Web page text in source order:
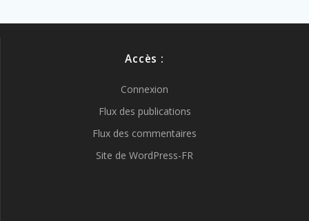
Accès :
Connexion
Flux des publications
Flux des commentaires
Site de WordPress-FR